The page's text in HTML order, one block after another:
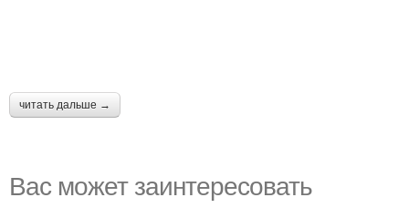
читать дальше →
Вас может заинтересовать